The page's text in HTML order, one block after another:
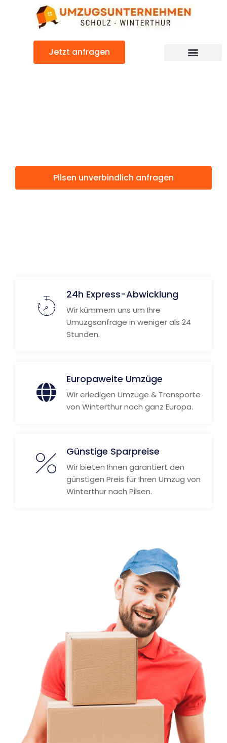
Jetzt anfragen
Pilsen unverbindlich anfragen
24h Express-Abwicklung
Wir kümmern uns um Ihre
Umuzgsanfrage in weniger als 24
Stunden.
Europaweite Umzüge
Wir erledigen Umzüge & Transporte
von Winterthur nach ganz Europa.
Günstige Sparpreise
Wir bieten Ihnen garantiert den
günstigen Preis für Ihren Umzug von
Winterthur nach Pilsen.